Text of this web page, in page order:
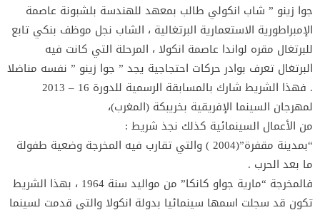
جوا زينو ” شاب انكولي طالب بمعهد للهندسة بلشبونة عاصمة
الإمبراطورية الاستعمارية البرتغالية ، الشاب نجل موظف بنكي تابع
للبرتغال مقره لواندا عاصمة انكولا ، المرحلة التي كانت فيه
البرتغال تعرف بوادر حركات احتجاجية يجد ” جوا زينو ” نفسه مناضلا
. فهذا الشريط شارك بالمسابقة الرسمية للدورة 16 – 2013
لمهرجان السينما الإفريقية بخريبكة (المغرب)،
من الأعمال السينمائية كذلك نجذ شريط :
“بمدينة مقفرة”(2004 ) والتي تقارب فيه المخرجة وضعية طفولة
ما بعد الحرب .
فالمخرجة “مارية جواو كانكا” من مواليد سنة 1964 ، بهذا الشريط
تكون قد سجلت اسمها سينمائيا بدولة انكولا والتي قدمت لسينما